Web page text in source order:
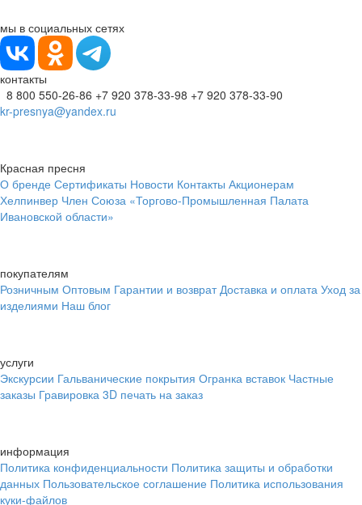
мы в социальных сетях
контакты
8 800 550-26-86 +7 920 378-33-98 +7 920 378-33-90
kr-presnya@yandex.ru
Красная пресня
О бренде Сертификаты Новости Контакты Акционерам
Хелпинвер Член Союза «Торгово-Промышленная Палата
Ивановской области»
покупателям
Розничным Оптовым Гарантии и возврат Доставка и оплата Уход за
изделиями Наш блог
услуги
Экскурсии Гальванические покрытия Огранка вставок Частные
заказы Гравировка 3D печать на заказ
информация
Политика конфиденциальности Политика защиты и обработки
данных Пользовательское соглашение Политика использования
куки-файлов